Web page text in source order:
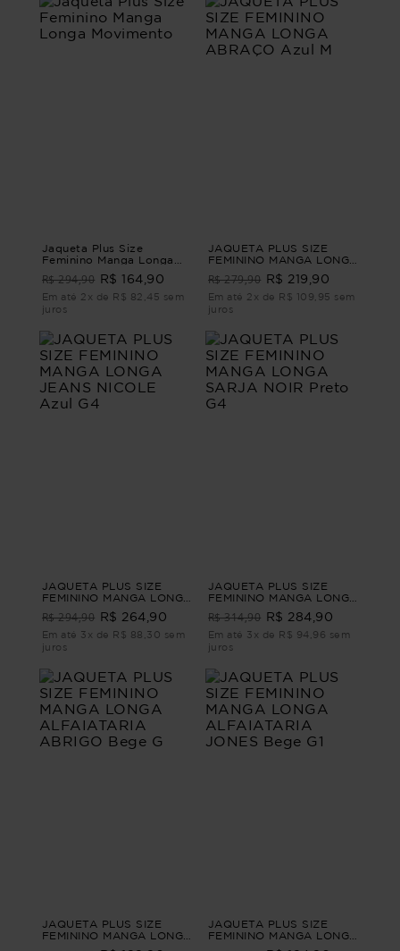
Jaqueta Plus Size
Feminino Manga Longa
R$ 294,90 R$ 164,90
Em até 2x de R$ 82,45 sem
juros
JAQUETA PLUS SIZE
FEMININO MANGA LONGA
R$ 279,90 R$ 219,90
Em até 2x de R$ 109,95 sem
juros
JAQUETA PLUS SIZE
FEMININO MANGA LONGA
R$ 294,90 R$ 264,90
Em até 3x de R$ 88,30 sem
juros
JAQUETA PLUS SIZE
FEMININO MANGA LONGA
R$ 314,90 R$ 284,90
Em até 3x de R$ 94,96 sem
juros
JAQUETA PLUS SIZE
FEMININO MANGA LONGA
JAQUETA PLUS SIZE
FEMININO MANGA LONGA